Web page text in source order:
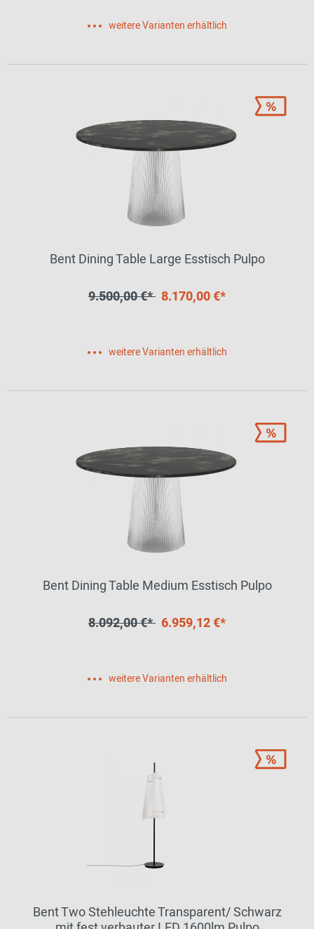
weitere Varianten erhältlich
Bent Dining Table Large Esstisch Pulpo
9.500,00 €* 8.170,00 €*
weitere Varianten erhältlich
Bent Dining Table Medium Esstisch Pulpo
8.092,00 €* 6.959,12 €*
weitere Varianten erhältlich
Bent Two Stehleuchte Transparent/ Schwarz